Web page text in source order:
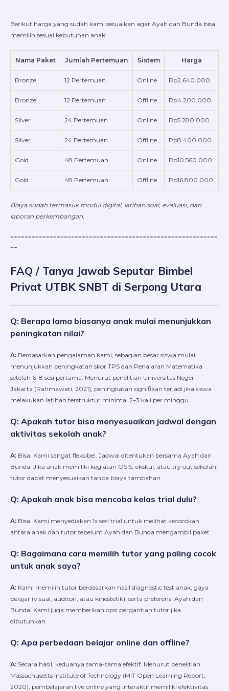
Berikut harga yang sudah kami sesuaikan agar Ayah dan Bunda bisa
memilih sesuai kebutuhan anak:
Nama Paket Jumlah Pertemuan Sistem Harga
Bronze 12 Pertemuan Online Rp2.640.000
Bronze 12 Pertemuan Offline Rp4.200.000
Silver 24 Pertemuan Online Rp5.280.000
Silver 24 Pertemuan Offline Rp8.400.000
Gold 48 Pertemuan Online Rp10.560.000
Gold 48 Pertemuan Offline Rp16.800.000
Biaya sudah termasuk modul digital, latihan soal, evaluasi, dan
laporan perkembangan.
==========================================================
==
FAQ / Tanya Jawab Seputar Bimbel
Privat UTBK SNBT di Serpong Utara
Q: Berapa lama biasanya anak mulai menunjukkan
peningkatan nilai?
A: Berdasarkan pengalaman kami, sebagian besar siswa mulai
menunjukkan peningkatan skor TPS dan Penalaran Matematika
setelah 6–8 sesi pertama. Menurut penelitian Universitas Negeri
Jakarta (Rahmawati, 2021), peningkatan signifikan terjadi jika siswa
melakukan latihan terstruktur minimal 2–3 kali per minggu.
Q: Apakah tutor bisa menyesuaikan jadwal dengan
aktivitas sekolah anak?
A: Bisa. Kami sangat fleksibel. Jadwal ditentukan bersama Ayah dan
Bunda. Jika anak memiliki kegiatan OSIS, ekskul, atau try out sekolah,
tutor dapat menyesuaikan tanpa biaya tambahan.
Q: Apakah anak bisa mencoba kelas trial dulu?
A: Bisa. Kami menyediakan 1x sesi trial untuk melihat kecocokan
antara anak dan tutor sebelum Ayah dan Bunda mengambil paket.
Q: Bagaimana cara memilih tutor yang paling cocok
untuk anak saya?
A: Kami memilih tutor berdasarkan hasil diagnostic test anak, gaya
belajar (visual, auditori, atau kinestetik), serta preferensi Ayah dan
Bunda. Kami juga memberikan opsi pergantian tutor jika
dibutuhkan.
Q: Apa perbedaan belajar online dan offline?
A: Secara hasil, keduanya sama-sama efektif. Menurut penelitian
Massachusetts Institute of Technology (MIT Open Learning Report,
2020), pembelajaran live online yang interaktif memiliki efektivitas